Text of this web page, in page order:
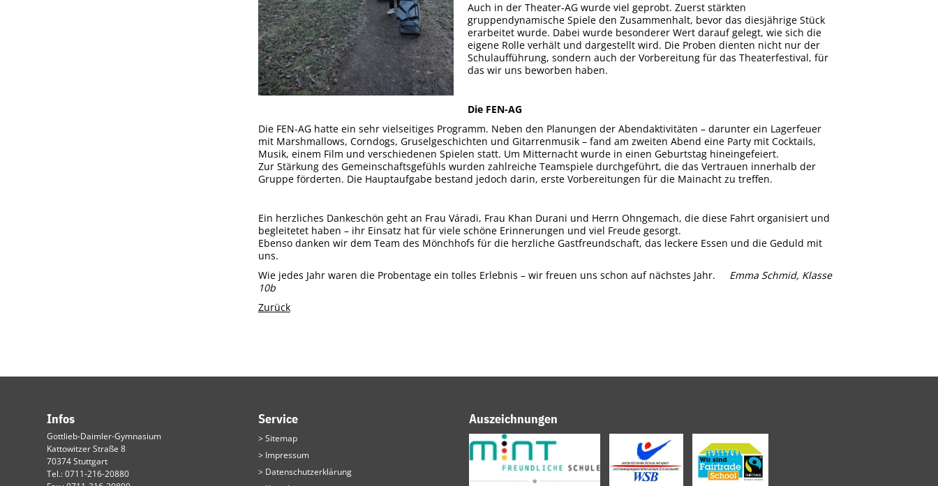
Auch in der Theater-AG wurde viel geprobt. Zuerst stärkten
gruppendynamische Spiele den Zusammenhalt, bevor das diesjährige Stück
erarbeitet wurde. Dabei wurde besonderer Wert darauf gelegt, wie sich die
eigene Rolle verhält und dargestellt wird. Die Proben dienten nicht nur der
Schulaufführung, sondern auch der Vorbereitung für das Theaterfestival, für
das wir uns beworben haben.
Die FEN-AG
Die FEN-AG hatte ein sehr vielseitiges Programm. Neben den Planungen der Abendaktivitäten – darunter ein Lagerfeuer
mit Marshmallows, Corndogs, Gruselgeschichten und Gitarrenmusik – fand am zweiten Abend eine Party mit Cocktails,
Musik, einem Film und verschiedenen Spielen statt. Um Mitternacht wurde in einen Geburtstag hineingefeiert.
Zur Stärkung des Gemeinschaftsgefühls wurden zahlreiche Teamspiele durchgeführt, die das Vertrauen innerhalb der
Gruppe förderten. Die Hauptaufgabe bestand jedoch darin, erste Vorbereitungen für die Mainacht zu treffen.
Ein herzliches Dankeschön geht an Frau Váradi, Frau Khan Durani und Herrn Ohngemach, die diese Fahrt organisiert und
begleitetet haben – ihr Einsatz hat für viele schöne Erinnerungen und viel Freude gesorgt.
Ebenso danken wir dem Team des Mönchhofs für die herzliche Gastfreundschaft, das leckere Essen und die Geduld mit
uns.
Wie jedes Jahr waren die Probentage ein tolles Erlebnis – wir freuen uns schon auf nächstes Jahr. Emma Schmid, Klasse
10b
Zurück
Infos
Gottlieb-Daimler-Gymnasium
Kattowitzer Straße 8
70374 Stuttgart
Tel.: 0711-216-20880
Service
Navigation
Sitemap
Impressum
Datenschutzerklärung
Auszeichnungen